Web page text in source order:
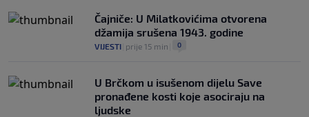
trener u historiji i jedan od najplaćenijih
selektora svijeta
NOGOMET |prije 8 h |
Čajniče: U Milatkovićima otvorena
džamija srušena 1943. godine
VIJESTI prije 15 min 0
U Brčkom u isušenom dijelu Save
pronađene kosti koje asociraju na
ljudske